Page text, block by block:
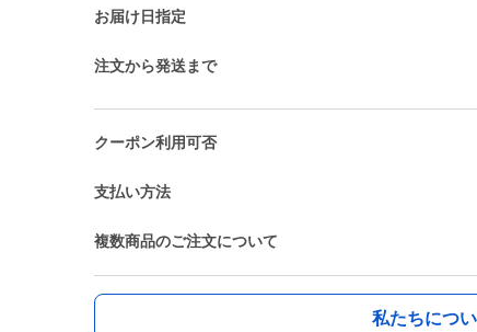
お届け日指定
注文から発送まで
クーポン利用可否
支払い方法
複数商品のご注文について
私たちにつ